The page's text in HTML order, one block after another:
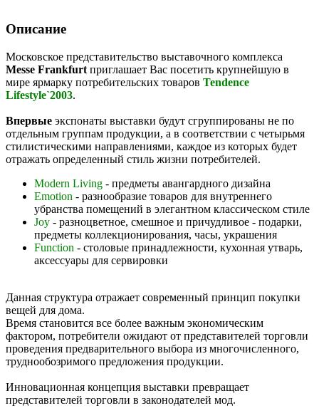
Описание
Московское представительство выставочного комплекса
Messe Frankfurt приглашает Вас посетить крупнейшую в
мире ярмарку потребительских товаров Tendence
Lifestyle`2003.
Впервые экспонаты выставки будут сгруппированы не по
отдельным группам продукции, а в соответствии с четырьмя
стилистическими направлениями, каждое из которых будет
отражать определенный стиль жизни потребителей.
Modern Living - предметы авангардного дизайна
Emotion - разнообразие товаров для внутреннего
убранства помещений в элегантном классическом стиле
Joy - разноцветное, смешное и причудливое - подарки,
предметы коллекционирования, часы, украшения
Function - столовые принадлежности, кухонная утварь,
аксессуары для сервировки
Данная структура отражает современный принцип покупки
вещей для дома.
Время становится все более важным экономическим
фактором, потребители ожидают от представителей торговли
проведения предварительного выбора из многочисленного,
труднообозримого предложения продукции.
Инновационная концепция выставки превращает
представителей торговли в законодателей мод.